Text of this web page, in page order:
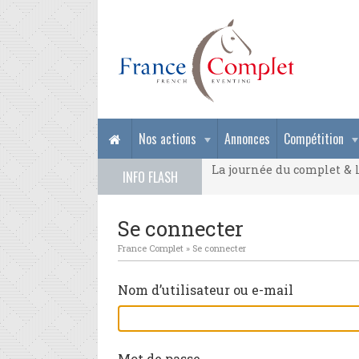
Nos actions Annonces Compétition
INFO FLASH
La journée du complet
La journée du complet
Se connecter
France Complet » Se connecter
Nom d’utilisateur ou e-mail